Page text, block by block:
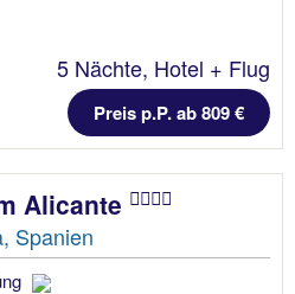
5 Nächte, Hotel + Flug
Preis p.P. ab 809 €
Alicante
Spanien